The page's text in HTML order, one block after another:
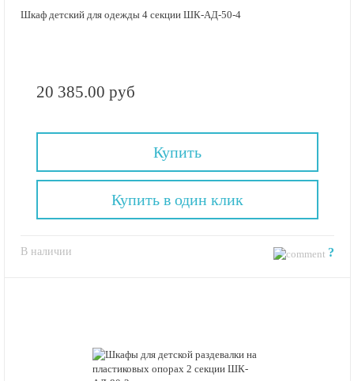
Шкаф детский для одежды 4 секции ШК-АД-50-4
20 385.00 руб
Купить
В наличии ?
Купить в один клик